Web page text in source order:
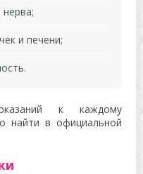
и печени;
к каждому
найти в официальной